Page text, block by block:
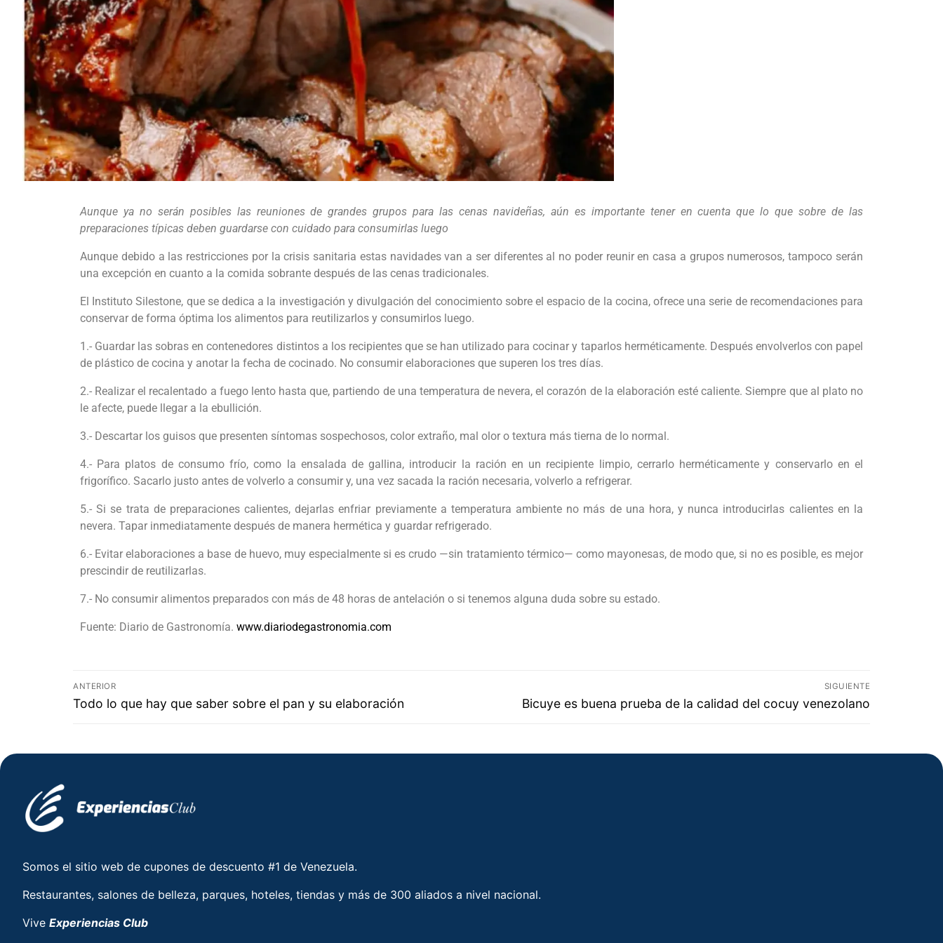
Aunque ya no serán posibles las reuniones de grandes grupos para las cenas navideñas, aún es importante tener en cuenta que lo que sobre de las
preparaciones típicas deben guardarse con cuidado para consumirlas luego
Aunque debido a las restricciones por la crisis sanitaria estas navidades van a ser diferentes al no poder reunir en casa a grupos numerosos, tampoco serán
una excepción en cuanto a la comida sobrante después de las cenas tradicionales.
El Instituto Silestone, que se dedica a la investigación y divulgación del conocimiento sobre el espacio de la cocina, ofrece una serie de recomendaciones para
conservar de forma óptima los alimentos para reutilizarlos y consumirlos luego.
1.- Guardar las sobras en contenedores distintos a los recipientes que se han utilizado para cocinar y taparlos herméticamente. Después envolverlos con papel
de plástico de cocina y anotar la fecha de cocinado. No consumir elaboraciones que superen los tres días.
2.- Realizar el recalentado a fuego lento hasta que, partiendo de una temperatura de nevera, el corazón de la elaboración esté caliente. Siempre que al plato no
le afecte, puede llegar a la ebullición.
3.- Descartar los guisos que presenten síntomas sospechosos, color extraño, mal olor o textura más tierna de lo normal.
4.- Para platos de consumo frío, como la ensalada de gallina, introducir la ración en un recipiente limpio, cerrarlo herméticamente y conservarlo en el
frigorífico. Sacarlo justo antes de volverlo a consumir y, una vez sacada la ración necesaria, volverlo a refrigerar.
5.- Si se trata de preparaciones calientes, dejarlas enfriar previamente a temperatura ambiente no más de una hora, y nunca introducirlas calientes en la
nevera. Tapar inmediatamente después de manera hermética y guardar refrigerado.
6.- Evitar elaboraciones a base de huevo, muy especialmente si es crudo —sin tratamiento térmico— como mayonesas, de modo que, si no es posible, es mejor
prescindir de reutilizarlas.
7.- No consumir alimentos preparados con más de 48 horas de antelación o si tenemos alguna duda sobre su estado.
Fuente: Diario de Gastronomía. www.diariodegastronomia.com
ANTERIOR
Todo lo que hay que saber sobre el pan y su elaboración
SIGUIENTE
Bicuye es buena prueba de la calidad del cocuy venezolano
Somos el sitio web de cupones de descuento #1 de Venezuela.
Restaurantes, salones de belleza, parques, hoteles, tiendas y más de 300 aliados a nivel nacional.
Vive Experiencias Club